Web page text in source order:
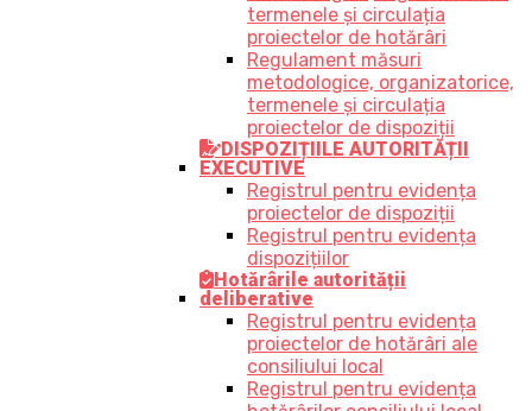
termenele și circulația
proiectelor de hotărâri
Regulament măsuri
metodologice, organizatorice,
termenele și circulația
proiectelor de dispoziții
DISPOZIȚIILE AUTORITĂȚII
EXECUTIVE
Registrul pentru evidența
proiectelor de dispoziții
Registrul pentru evidența
dispozițiilor
Hotărârile autorității
deliberative
Registrul pentru evidența
proiectelor de hotărâri ale
consiliului local
Registrul pentru evidența